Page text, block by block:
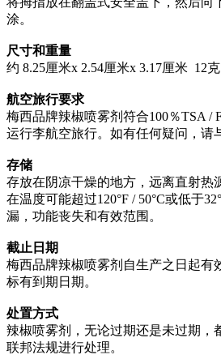
涂。
尺寸和重量
约 8.25厘米x 2.54厘米x 3.17厘米 12克
航空旅行要求
梅西品牌辣椒喷雾剂符合100％TSA /
运行李航空旅行。如有任何疑问，请
存储
存放在阴凉干燥的地方，远离直射热
在温度可能超过120°F / 50°C或低于
漏，功能丧失和有效范围。
截止日期
梅西品牌辣椒喷雾剂自生产之日起有
标有到期日期。
处置方式
辣椒喷雾剂，无论过期还是未过期，
联邦法规进行处理。